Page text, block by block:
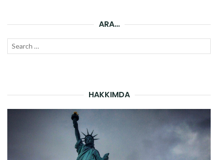
ARA…
Search
HAKKIMDA